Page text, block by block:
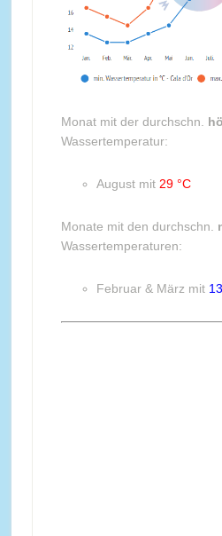
Monat mit der durchschn.
Wassertemperatur:
August mit 29 °C
Monate mit den durchschn.
Wassertemperaturen:
Februar & März mit